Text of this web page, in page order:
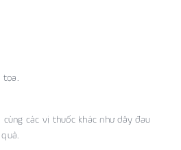
tọa.
các vị thuốc khác như dây đau